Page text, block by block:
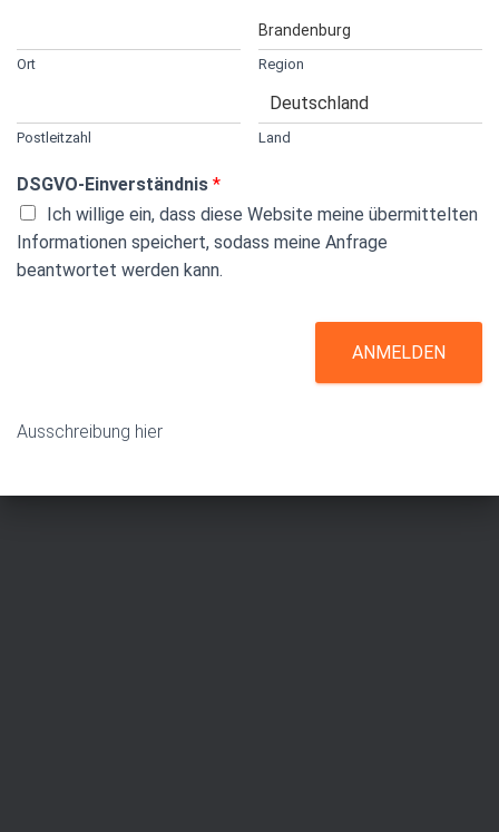
Ort Region
Postleitzahl Land
DSGVO-Einverständnis *
Ich willige ein, dass diese Website meine übermittelten
Informationen speichert, sodass meine Anfrage
beantwortet werden kann.
ANMELDEN
Ausschreibung hier